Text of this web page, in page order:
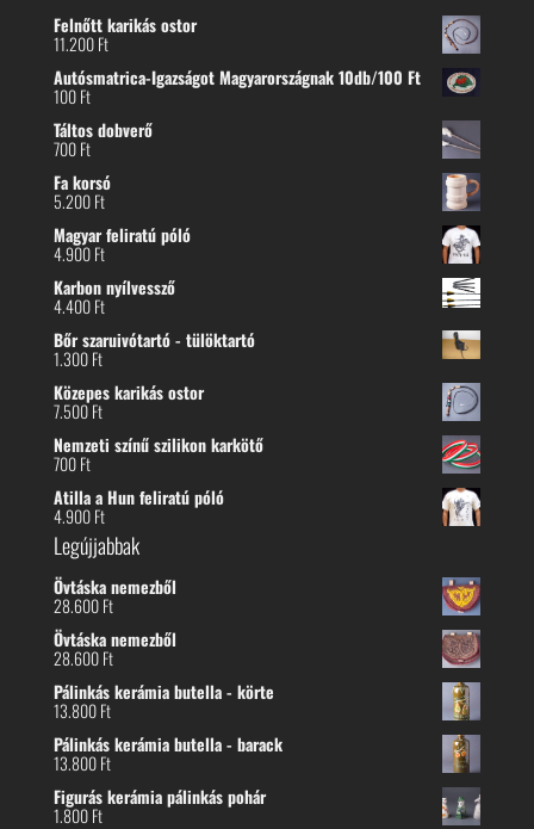
Felnőtt karikás ostor
11.200Ft
Autósmatrica-Igazságot Magyarországnak 10db/100 Ft
100Ft
Táltos dobverő
700Ft
Fa korsó
5.200Ft
Magyar feliratú póló
4.900Ft
Karbon nyílvessző
4.400Ft
Bőr szaruivótartó - tülöktartó
1.300Ft
Közepes karikás ostor
7.500Ft
Nemzeti színű szilikon karkötő
700Ft
Atilla a Hun feliratú póló
4.900Ft
Legújjabbak
Övtáska nemezből
28.600Ft
Övtáska nemezből
28.600Ft
Pálinkás kerámia butella - körte
13.800Ft
Pálinkás kerámia butella - barack
13.800Ft
Figurás kerámia pálinkás pohár
1.800Ft